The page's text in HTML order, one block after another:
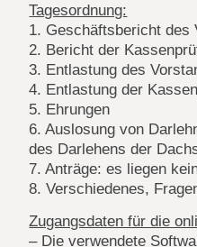
Tagesordnung:
1. Geschäftsbericht des
2. Bericht der
3. Entlastung des
4. Entlastung der
5. Ehrungen
6. Auslosung von
des Darlehens der
7. Anträge: es liegen
8. Verschiedenes,
Zugangsdaten für die
– Die verwendete